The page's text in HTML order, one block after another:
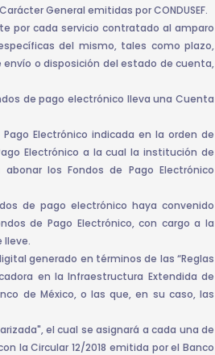
General emitidas por CONDUSEF.
por cada servicio contratado al amparo
del mismo, tales como plazo,
envío o disposición del estado de cuenta,
de pago electrónico lleva una Cuenta
Electrónico indicada en la orden de
Electrónico a la cual la institución de
los Fondos de Pago Electrónico
de pago electrónico haya convenido
de Pago Electrónico, con cargo a la
lleve.
generado en términos de las “Reglas
en la Infraestructura Extendida de
de México, o las que, en su caso, las
el cual se asignará a cada una de
la Circular 12/2018 emitida por el Banco